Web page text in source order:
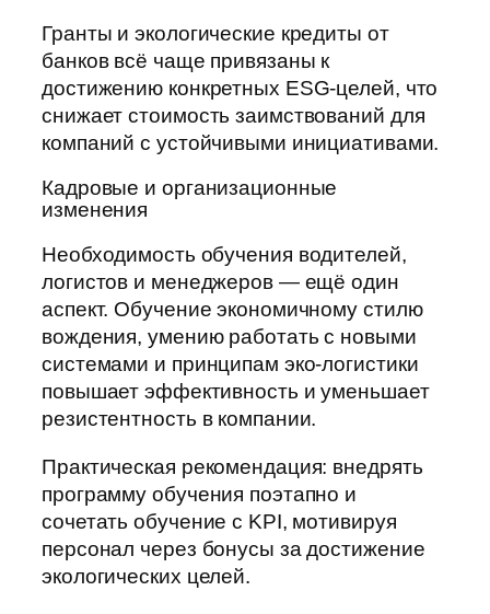
Гранты и экологические кредиты от
банков всё чаще привязаны к
достижению конкретных ESG-целей, что
снижает стоимость заимствований для
компаний с устойчивыми инициативами.
Кадровые и организационные
изменения
Необходимость обучения водителей,
логистов и менеджеров — ещё один
аспект. Обучение экономичному стилю
вождения, умению работать с новыми
системами и принципам эко-логистики
повышает эффективность и уменьшает
резистентность в компании.
Практическая рекомендация: внедрять
программу обучения поэтапно и
сочетать обучение с KPI, мотивируя
персонал через бонусы за достижение
экологических целей.